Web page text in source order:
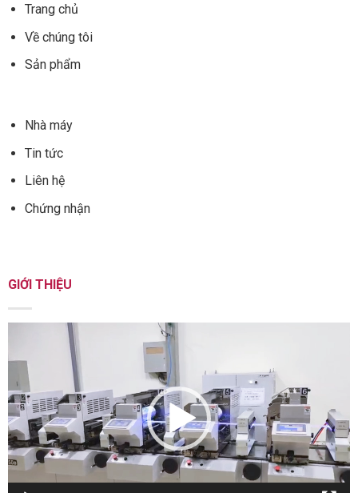
Trang chủ
Về chúng tôi
Sản phẩm
Nhà máy
Tin tức
Liên hệ
Chứng nhận
GIỚI THIỆU
Video